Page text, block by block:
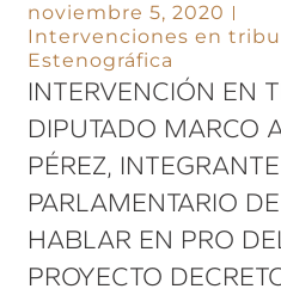
noviembre 5, 2020
Intervenciones en
Estenográfica
INTERVENCIÓN EN
DIPUTADO MARCO
PÉREZ,
PARLAMENTARIO
HABLAR EN PRO
PROYECTO